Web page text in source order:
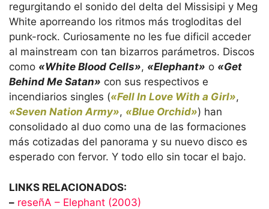
regurgitando el sonido del delta del Missisipi y Meg
White aporreando los ritmos más trogloditas del
punk-rock. Curiosamente no les fue dificil acceder
al mainstream con tan bizarros parámetros. Discos
como «White Blood Cells», «Elephant» o «Get
Behind Me Satan» con sus respectivos e
incendiarios singles («Fell In Love With a Girl»,
«Seven Nation Army», «Blue Orchid») han
consolidado al duo como una de las formaciones
más cotizadas del panorama y su nuevo disco es
esperado con fervor. Y todo ello sin tocar el bajo.
LINKS RELACIONADOS:
– reseñA – Elephant (2003)